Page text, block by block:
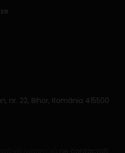
nr. 22, Bihor, România 415500